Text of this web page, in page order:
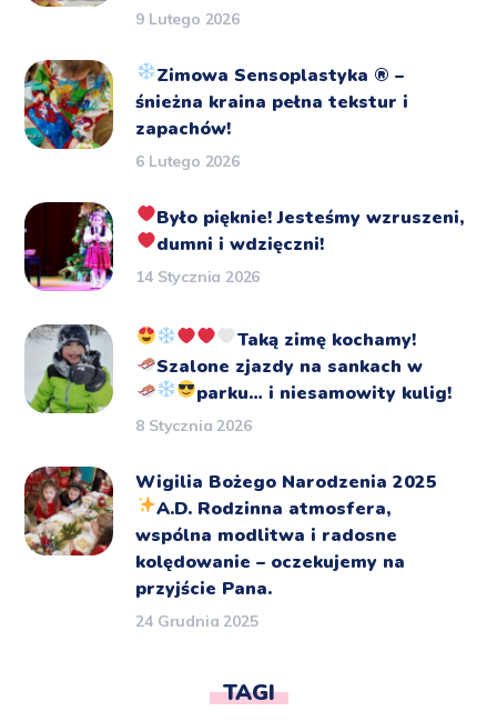
9 Lutego 2026
Zimowa Sensoplastyka ®️ –
śnieżna kraina pełna tekstur i
zapachów!
6 Lutego 2026
Było pięknie!Jesteśmy wzruszeni,
dumni i wdzięczni!
14 Stycznia 2026
Taką zimę kochamy!
Szalone zjazdy na sankach w
parku… i niesamowity kulig!
8 Stycznia 2026
Wigilia Bożego Narodzenia 2025
A.D. Rodzinna atmosfera,
wspólna modlitwa i radosne
kolędowanie – oczekujemy na
przyjście Pana.
24 Grudnia 2025
TAGI